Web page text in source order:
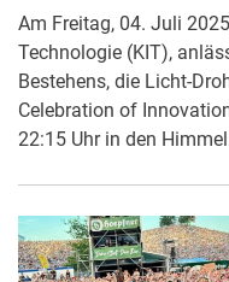
Am Freitag, 04. Juli
Technologie (KIT),
Bestehens, die Licht-
Celebration of
22:15 Uhr in den